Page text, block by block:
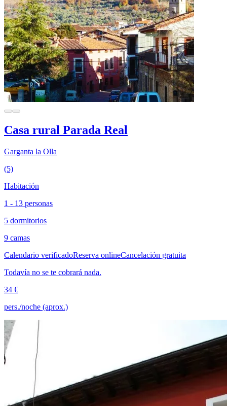
Casa rural Parada Real
Garganta la Olla
(5)
Habitación
1 - 13 personas
5 dormitorios
9 camas
Calendario verificadoReserva onlineCancelación gratuita
Todavía no se te cobrará nada.
34 €
pers./noche (aprox.)